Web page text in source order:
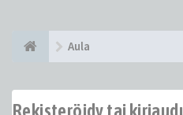
Aula
Rekisteröidy tai